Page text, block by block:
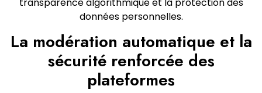
données personnelles.
La modération automatique et la
sécurité renforcée des
plateformes